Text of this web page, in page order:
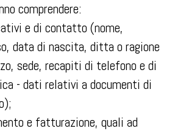
comprendere:
e di contatto (nome,
data di nascita, ditta o ragione
sede, recapiti di telefono e di
- dati relativi a documenti di
e fatturazione, quali ad